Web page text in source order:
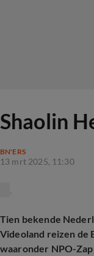
Shaolin
BN'ERS
13 mrt 2025, 11:30
Tien bekende
Videoland reizen de
waaronder NPO-